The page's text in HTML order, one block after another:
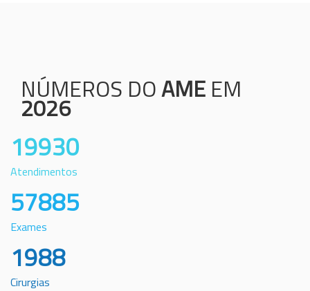
NÚMEROS DOAME EM
2026
19930
Atendimentos
57885
Exames
1988
Cirurgias